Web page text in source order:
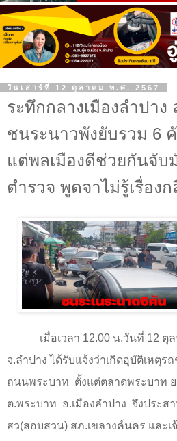
วันเสาร์ที่ 12 ตุลาคม พ.ศ. 2567
ระทึกกลางเมืองลำปาง
ชนระนาวพังยับรวม 6
แต่พลเมืองดีช่วยกันจับ
ตำรวจ พูดจาไม่รู้เรื่อง
เมื่อเวลา 12.00 น.วันที่ 12 ตุ
จ.ลำปาง ได้รับแจ้งว่าเกิดอุบัติเหตุ
ถนนพระบาท ตั้งแต่ตลาดพระบาท ย
ต.พระบาท อ.เมืองลำปาง จึงประส
สว(สอบสวน) สภ.เขลางค์นคร และเ